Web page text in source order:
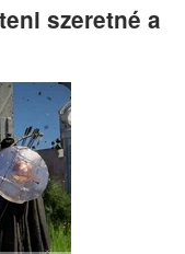
szeretné a